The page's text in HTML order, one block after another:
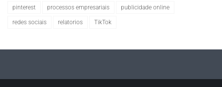
pinterest processos empresariais publicidade online
redes sociais relatorios TikTok